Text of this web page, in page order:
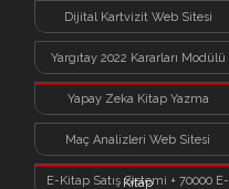
Dijital Kartvizit Web Sitesi
Yargıtay 2022 Kararları Modülü
Yapay Zeka Kitap Yazma
Sistemi
Maç Analizleri Web Sitesi
E-Kitap Satış Sistemi + 70000 E-